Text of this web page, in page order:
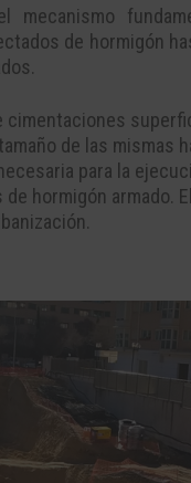
de hormigón
de las mismas
para la
hormigón armado.